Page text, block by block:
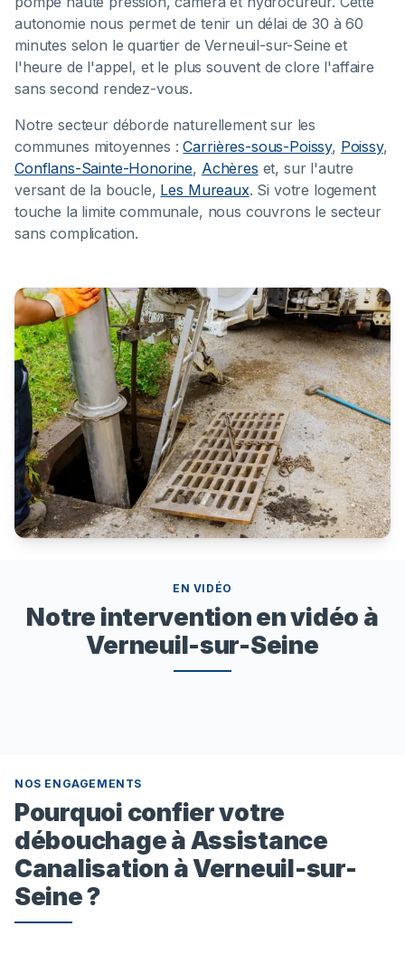
autonomie nous permet de tenir un délai de 30 à 60
minutes selon le quartier de Verneuil-sur-Seine et
l'heure de l'appel, et le plus souvent de clore l'affaire
sans second rendez-vous.
Notre secteur déborde naturellement sur les
communes mitoyennes :Carrières-sous-Poissy, Poissy,
Conflans-Sainte-Honorine, Achères et, sur l'autre
versant de la boucle, Les Mureaux. Si votre logement
touche la limite communale, nous couvrons le secteur
sans complication.
EN VIDÉO
Notre intervention en vidéo à
Verneuil-sur-Seine
NOS ENGAGEMENTS
Pourquoi confier votre
débouchage à Assistance
Canalisation à Verneuil-sur-
Seine ?